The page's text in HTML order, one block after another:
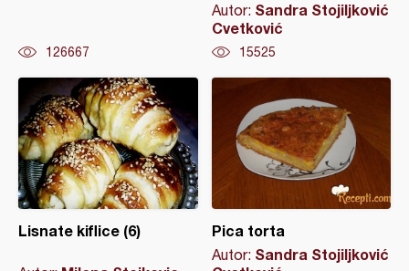
126667
Autor: Sandra Stojiljković
Cvetković
15525
Lisnate kiflice (6) Pica torta
Autor: Sandra Stojiljković